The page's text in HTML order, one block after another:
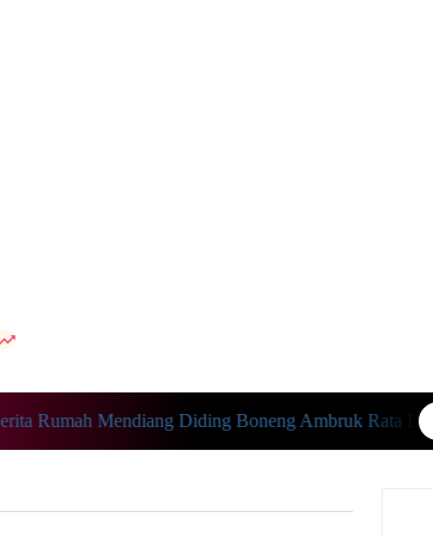
Mendiang Diding Boneng Ambruk Rata Dengan